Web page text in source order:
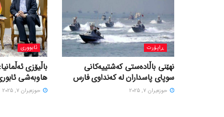
ڕاپۆرت
نهێنی باڵادەستی کەشتییەکانی
سوپای پاسداران لە کەنداوی فارس
حوزه‌یران 7, 2025
ئابووری
باڵیۆزی
هاوبەشی
حوزه‌یران 7, 2025